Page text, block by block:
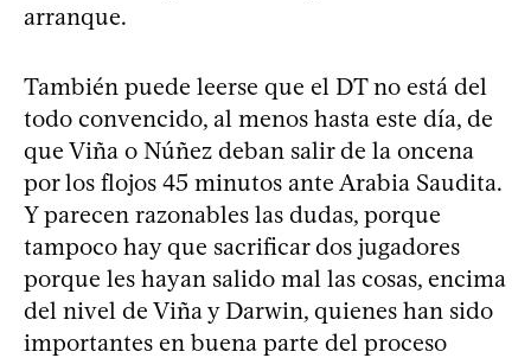
arranque.
También puede leerse que el DT no está del
todo convencido, al menos hasta este día, de
que Viña o Núñez deban salir de la oncena
por los flojos 45 minutos ante Arabia Saudita.
Y parecen razonables las dudas, porque
tampoco hay que sacrificar dos jugadores
porque les hayan salido mal las cosas, encima
del nivel de Viña y Darwin, quienes han sido
importantes en buena parte del proceso